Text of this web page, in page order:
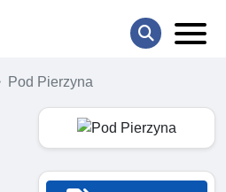
Pod Pierzyna